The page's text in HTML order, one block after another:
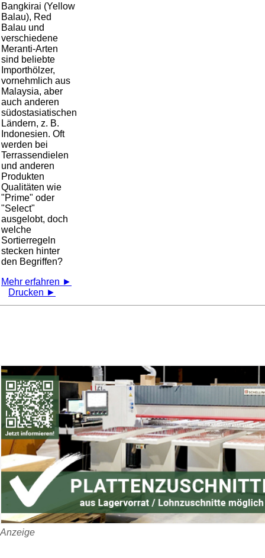
Bangkirai (Yellow
Balau), Red
Balau und
verschiedene
Meranti-Arten
sind beliebte
Importhölzer,
vornehmlich aus
Malaysia, aber
auch anderen
südostasiatischen
Ländern, z. B.
Indonesien. Oft
werden bei
Terrassendielen
und anderen
Produkten
Qualitäten wie
Prime oder
Select
ausgelobt, doch
welche
Sortierregeln
stecken hinter
den Begriffen?
Mehr erfahren ►
Drucken ►
Anzeige